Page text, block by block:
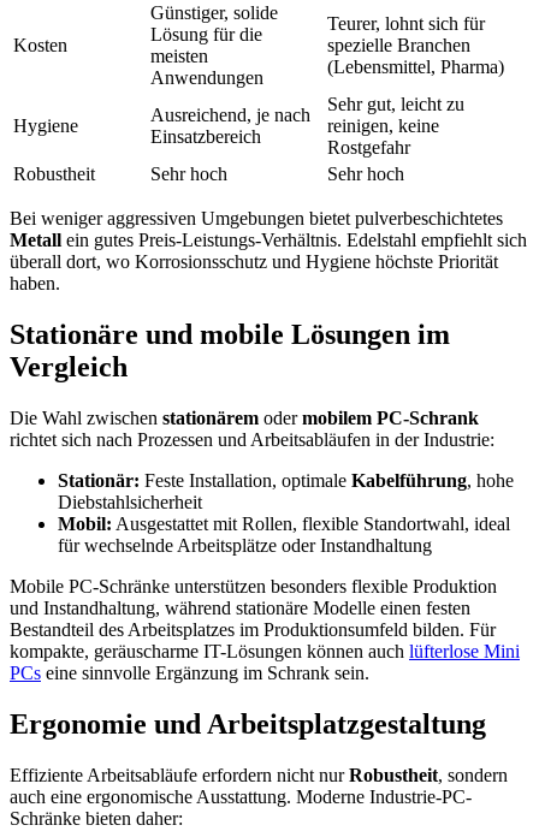
Kosten
Günstiger, solide
Lösung für die
meisten
Anwendungen
Teurer, lohnt sich für
spezielle Branchen
(Lebensmittel, Pharma)
Hygiene
Ausreichend, je nach
Einsatzbereich
Sehr gut, leicht zu
reinigen, keine
Rostgefahr
Robustheit
Sehr hoch Sehr hoch
Bei weniger aggressiven Umgebungen bietet pulverbeschichtetes
Metall ein gutes Preis-Leistungs-Verhältnis. Edelstahl empfiehlt sich
überall dort, wo Korrosionsschutz und Hygiene höchste Priorität
haben.
Stationäre und mobile Lösungen im
Vergleich
Die Wahl zwischen stationärem odermobilem PC-Schrank
richtet sich nach Prozessen und Arbeitsabläufen in der Industrie:
Stationär: Feste Installation, optimale Kabelführung, hohe
Diebstahlsicherheit
Mobil: Ausgestattet mit Rollen, flexible Standortwahl, ideal
für wechselnde Arbeitsplätze oder Instandhaltung
Mobile PC-Schränke unterstützen besonders flexible Produktion
und Instandhaltung, während stationäre Modelle einen festen
Bestandteil des Arbeitsplatzes im Produktionsumfeld bilden. Für
kompakte, geräuscharme IT-Lösungen können auch lüfterlose Mini
PCs eine sinnvolle Ergänzung im Schrank sein.
Ergonomie und Arbeitsplatzgestaltung
Effiziente Arbeitsabläufe erfordern nicht nurRobustheit, sondern
auch eine ergonomische Ausstattung. Moderne Industrie-PC-
Schränke bieten daher: